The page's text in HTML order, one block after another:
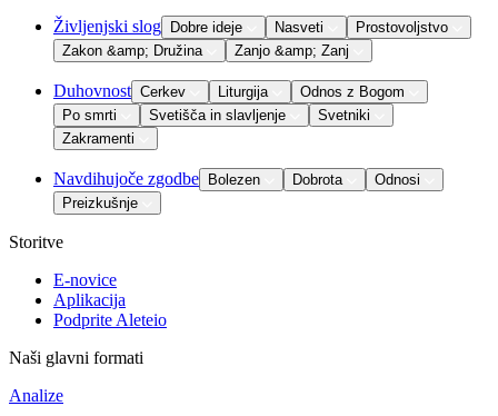
Življenjski slog Dobre ideje Nasveti
Prostovoljstvo
Zakon &amp; Družina
Zanjo &amp; Zanj
Duhovnost Cerkev Liturgija
Odnos z Bogom
Po smrti
Svetišča in slavljenje
Svetniki
Zakramenti
Navdihujoče zgodbe Bolezen Dobrota
Odnosi
Preizkušnje
Storitve
E-novice
Aplikacija
Podprite Aleteio
Naši glavni formati
Analize